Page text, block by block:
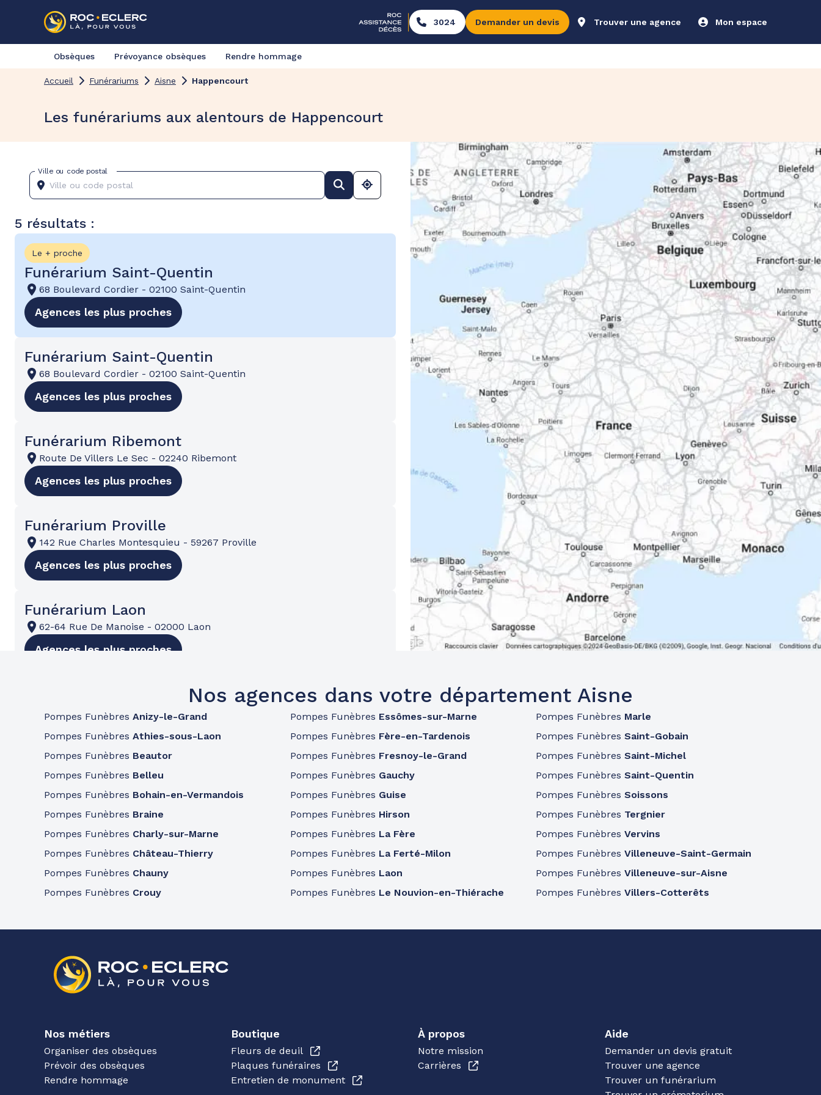
3024 Demander un devis Trouver une agence Mon espace
Obsèques Prévoyance obsèques Rendre hommage
Accueil Funérariums Aisne Happencourt
Les funérariums aux alentours de Happencourt
Ville ou code postal
5 résultats :
Le + proche
Funérarium Saint-Quentin
68 Boulevard Cordier - 02100 Saint-Quentin
Agences les plus proches
Funérarium Saint-Quentin
68 Boulevard Cordier - 02100 Saint-Quentin
Agences les plus proches
Funérarium Ribemont
Route De Villers Le Sec - 02240 Ribemont
Agences les plus proches
Funérarium Proville
142 Rue Charles Montesquieu - 59267 Proville
Agences les plus proches
Funérarium Laon
62-64 Rue De Manoise - 02000 Laon
Agences les plus proches
Nos agences dans votre département Aisne
Pompes Funèbres Anizy-le-Grand
Pompes Funèbres Athies-sous-Laon
Pompes Funèbres Beautor
Pompes Funèbres Belleu
Pompes Funèbres Bohain-en-Vermandois
Pompes Funèbres Braine
Pompes Funèbres Charly-sur-Marne
Pompes Funèbres Château-Thierry
Pompes Funèbres Chauny
Pompes Funèbres Crouy
Pompes Funèbres Essômes-sur-Marne
Pompes Funèbres Fère-en-Tardenois
Pompes Funèbres Fresnoy-le-Grand
Pompes Funèbres Gauchy
Pompes Funèbres Guise
Pompes Funèbres Hirson
Pompes Funèbres La Fère
Pompes Funèbres La Ferté-Milon
Pompes Funèbres Laon
Pompes Funèbres Le Nouvion-en-Thiérache
Pompes Funèbres Marle
Pompes FunèbresSaint-Gobain
Pompes FunèbresSaint-Michel
Pompes FunèbresSaint-Quentin
Pompes FunèbresSoissons
Pompes Funèbres Tergnier
Pompes FunèbresVervins
Pompes FunèbresVilleneuve-Saint-Germain
Pompes FunèbresVilleneuve-sur-Aisne
Pompes FunèbresVillers-Cotterêts
Nos métiers
Organiser des obsèques
Prévoir des obsèques
Rendre hommage
Boutique
Fleurs de deuil
Plaques funéraires
Entretien de monument
À propos
Notre mission
Carrières
Aide
Demander un devis gratuit
Trouver une agence
Trouver un funérarium